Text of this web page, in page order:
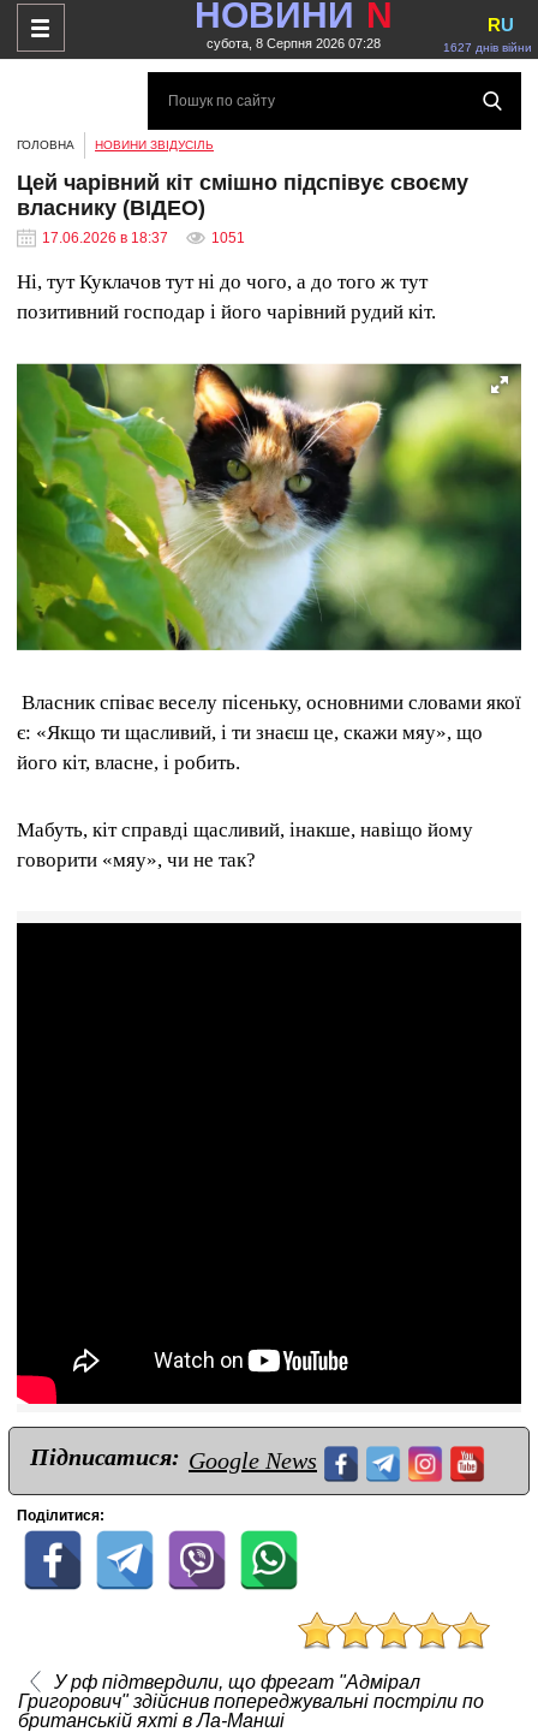
НОВИНИ N
субота, 8 Серпня 2026 07:28 1627 днів війни
RU
ГОЛОВНА НОВИНИ ЗВІДУСІЛЬ
Цей чарівний кіт смішно підспівує своєму
власнику (ВІДЕО)
17.06.2026 в 18:37 1051
Ні, тут Куклачов тут ні до чого, а до того ж тут
позитивний господар і його чарівний рудий кіт.
Власник співає веселу пісеньку, основними словами якої
є: «Якщо ти щасливий, і ти знаєш це, скажи мяу», що
його кіт, власне, і робить.
Мабуть, кіт справді щасливий, інакше, навіщо йому
говорити «мяу», чи не так?
Підписатися: Google News
Поділитися:
У рф підтвердили, що фрегат "Адмірал
Григорович" здійснив попереджувальні постріли по
британській яхті в Ла-Манші